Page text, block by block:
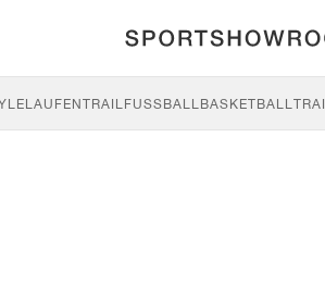
LAUFENTRAILFUSSBALL BASKETBALL